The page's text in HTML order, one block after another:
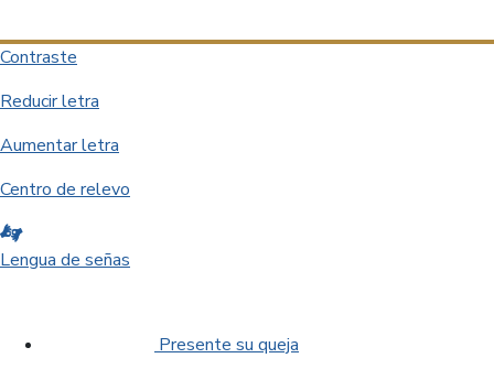
Contraste
Reducir letra
Aumentar letra
Centro de relevo
Lengua de señas
Presente su queja